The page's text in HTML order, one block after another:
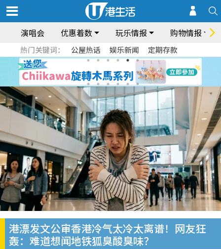
演唱会 优惠着数 玩乐情报 购物情报
热门关键词： 公屋热话 娱乐新闻 定期存款
港漂发文公审香港冷气太冷太离谱！网友狂
轰：难道想闻地铁狐臭酸臭味？